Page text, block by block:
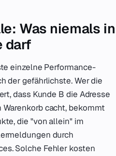
Was niemals in
darf
einzelne Performance-
der gefährlichste. Wer die
dass Kunde B die Adresse
cacht, bekommt
die "von allein" im
durch
Solche Fehler kosten